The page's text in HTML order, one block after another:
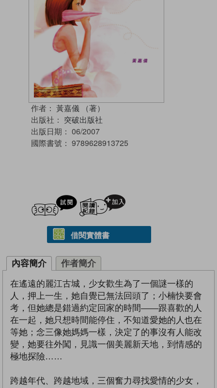
作者： 黃嘉儀 （著）
出版社： 突破出版社
出版日期： 06/2007
國際書號： 9789628913725
試閲
借閱實體書
內容簡介 作者簡介
在遙遠的麗江古城，少女歡生為了一個謎一樣的
人，押上一生，她自覺已無法回頭了；小楠快要會
考，但她總是錯過約定回家的時間——跟喜歡的人
在一起，她只想時間能停住，不知道愛她的人也在
等她；念三像她媽媽一樣，決定了的事沒有人能改
變，她要往外闖，見識一個美麗新天地，到情感的
極地探險……
跨越年代、跨越地域，三個奮力尋找愛情的少女，